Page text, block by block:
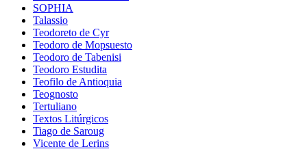
SOPHIA
Talassio
Teodoreto de Cyr
Teodoro de Mopsuesto
Teodoro de Tabenisi
Teodoro Estudita
Teofilo de Antioquia
Teognosto
Tertuliano
Textos Litúrgicos
Tiago de Saroug
Vicente de Lerins